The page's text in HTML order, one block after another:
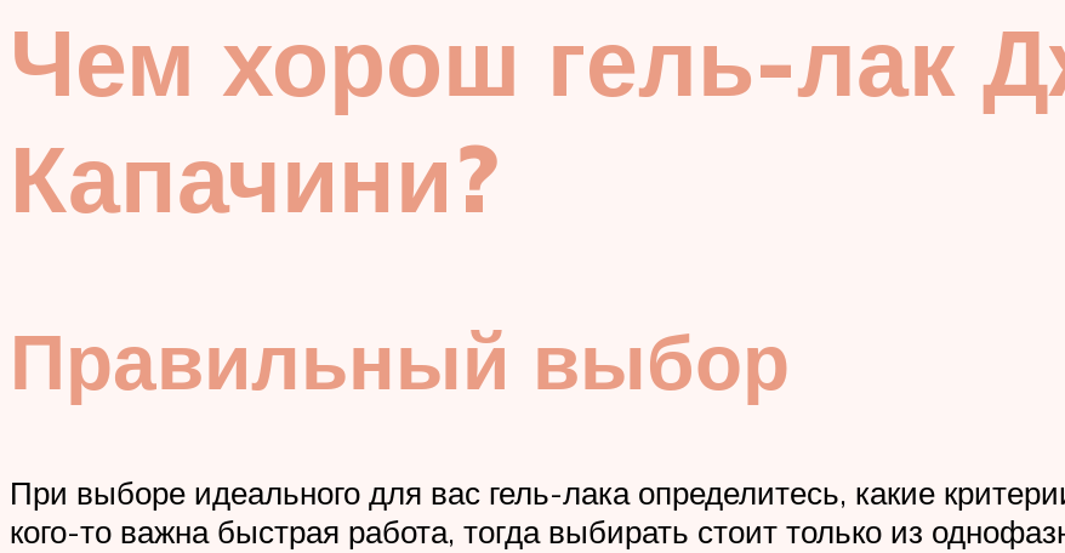
Чем хорош гель-лак
Капачини?
Правильный выбор
При выборе идеального для вас гель-лака определитесь, какие
кого-то важна быстрая работа, тогда выбирать стоит только из